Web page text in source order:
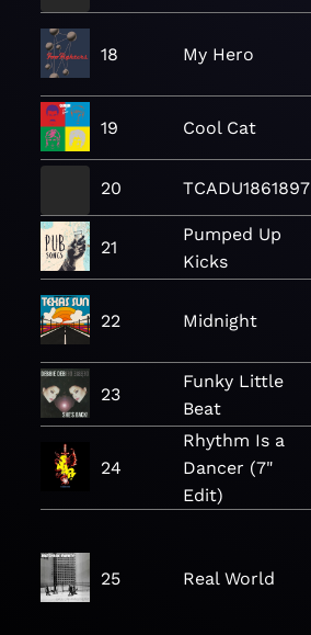
18 My Hero
19 Cool Cat
20 TCADU1861897
21
Pumped Up
Kicks
22 Midnight
23
Funky Little
Beat
24
Rhythm Is a
Dancer (7"
Edit)
25 Real World